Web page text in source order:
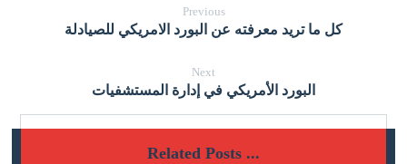
Previous
كل ما تريد معرفته عن البورد الامريكي للصيادلة
Next
البورد الأمريكي في إدارة المستشفيات
Related Posts ...